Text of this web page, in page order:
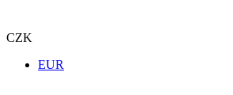
CZK
EUR